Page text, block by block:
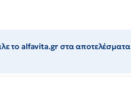
το alfavita.gr στα αποτελέσματα